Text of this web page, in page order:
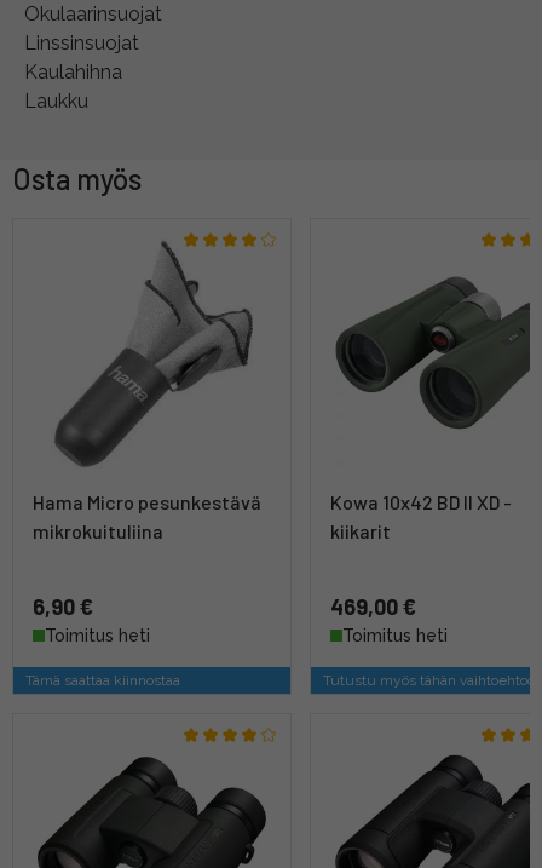
Okulaarinsuojat
Linssinsuojat
Kaulahihna
Laukku
Osta myös
Hama Micro pesunkestävä
mikrokuituliina
6,90 €
Toimitus heti
Tämä saattaa kiinnostaa
Kowa 10x42 BD II XD -
kiikarit
469,00 €
Toimitus heti
Tutustu myös tähän